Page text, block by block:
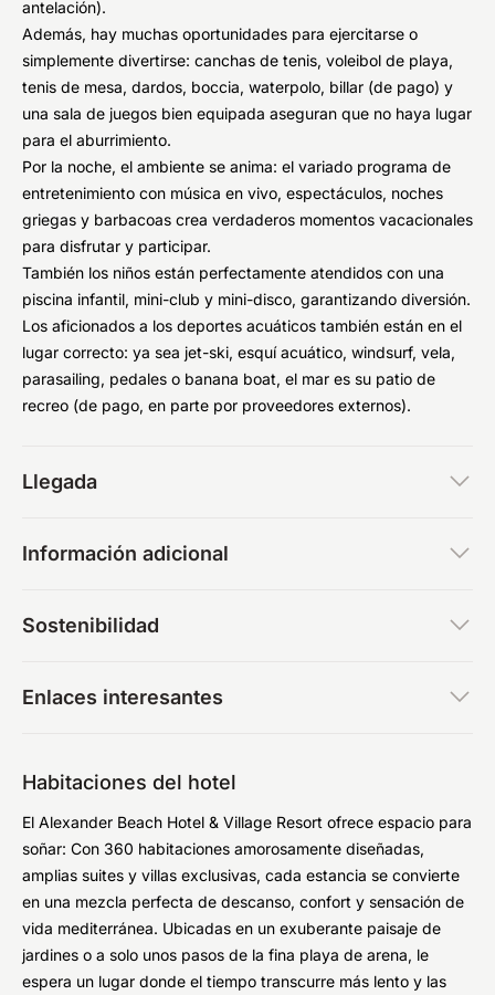
antelación).
Además, hay muchas oportunidades para ejercitarse o
simplemente divertirse: canchas de tenis, voleibol de playa,
tenis de mesa, dardos, boccia, waterpolo, billar (de pago) y
una sala de juegos bien equipada aseguran que no haya lugar
para el aburrimiento.
Por la noche, el ambiente se anima: el variado programa de
entretenimiento con música en vivo, espectáculos, noches
griegas y barbacoas crea verdaderos momentos vacacionales
para disfrutar y participar.
También los niños están perfectamente atendidos con una
piscina infantil, mini-club y mini-disco, garantizando diversión.
Los aficionados a los deportes acuáticos también están en el
lugar correcto: ya sea jet-ski, esquí acuático, windsurf, vela,
parasailing, pedales o banana boat, el mar es su patio de
recreo (de pago, en parte por proveedores externos).
Llegada
Información adicional
Sostenibilidad
Enlaces interesantes
Habitaciones del hotel
El Alexander Beach Hotel & Village Resort ofrece espacio para
soñar: Con 360 habitaciones amorosamente diseñadas,
amplias suites y villas exclusivas, cada estancia se convierte
en una mezcla perfecta de descanso, confort y sensación de
vida mediterránea. Ubicadas en un exuberante paisaje de
jardines o a solo unos pasos de la fina playa de arena, le
espera un lugar donde el tiempo transcurre más lento y las